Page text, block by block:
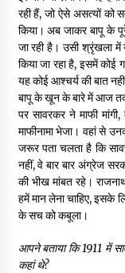
रही हैं, जो ऐसे असत्यों को
किया। अब जाकर बापू के
जा रही है। उसी श्रृंखला
किया जा रहा है, इसमें कोई
यह कोई आश्चर्य की बात
बापू के खून के बारे में आज तक
पर सावरकर ने माफी
माफीनामा भेजा। वहां से
जरूर पता चलता है कि
नहीं, वे बार बार अंग्रेज
की भीख मांबत रहे।
हमें मान लेना चाहिए, इसके
के सच को कबूला।
आपने बताया कि1911 में
कहां थे?